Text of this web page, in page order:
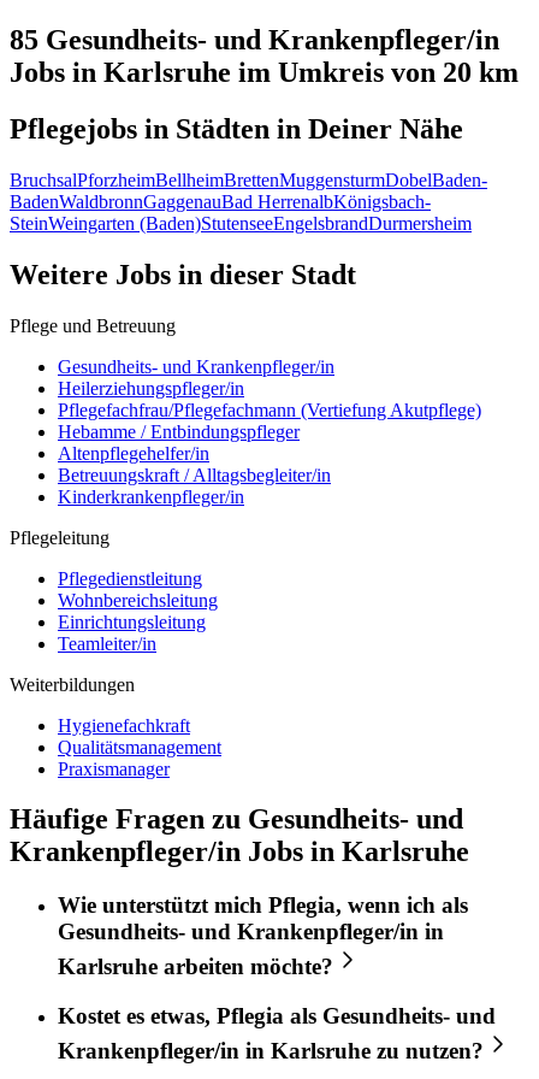
85 Gesundheits- und Krankenpfleger/in
Jobs in Karlsruhe im Umkreis von 20 km
Pflegejobs in Städten in Deiner Nähe
BruchsalPforzheimBellheimBrettenMuggensturmDobelBaden-
BadenWaldbronnGaggenauBad HerrenalbKönigsbach-
SteinWeingarten (Baden)StutenseeEngelsbrandDurmersheim
Weitere Jobs in dieser Stadt
Pflege und Betreuung
Gesundheits- und Krankenpfleger/in
Heilerziehungspfleger/in
Pflegefachfrau/Pflegefachmann (Vertiefung Akutpflege)
Hebamme / Entbindungspfleger
Altenpflegehelfer/in
Betreuungskraft / Alltagsbegleiter/in
Kinderkrankenpfleger/in
Pflegeleitung
Pflegedienstleitung
Wohnbereichsleitung
Einrichtungsleitung
Teamleiter/in
Weiterbildungen
Hygienefachkraft
Qualitätsmanagement
Praxismanager
Häufige Fragen zu Gesundheits- und
Krankenpfleger/in Jobs in Karlsruhe
Wie unterstützt mich Pflegia, wenn ich als
Gesundheits- und Krankenpfleger/in in
Karlsruhe arbeiten möchte?
Kostet es etwas, Pflegia als Gesundheits- und
Krankenpfleger/in in Karlsruhe zu nutzen?